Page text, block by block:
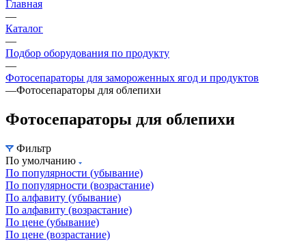
Главная
—
Каталог
—
Подбор оборудования по продукту
—
Фотосепараторы для замороженных ягод и продуктов
—Фотосепараторы для облепихи
Фотосепараторы для облепихи
Фильтр
По умолчанию
По популярности (убывание)
По популярности (возрастание)
По алфавиту (убывание)
По алфавиту (возрастание)
По цене (убывание)
По цене (возрастание)